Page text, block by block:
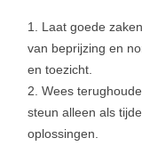
Laat goede
van beprijzing en
en toezicht.
Wees
steun alleen als
oplossingen.